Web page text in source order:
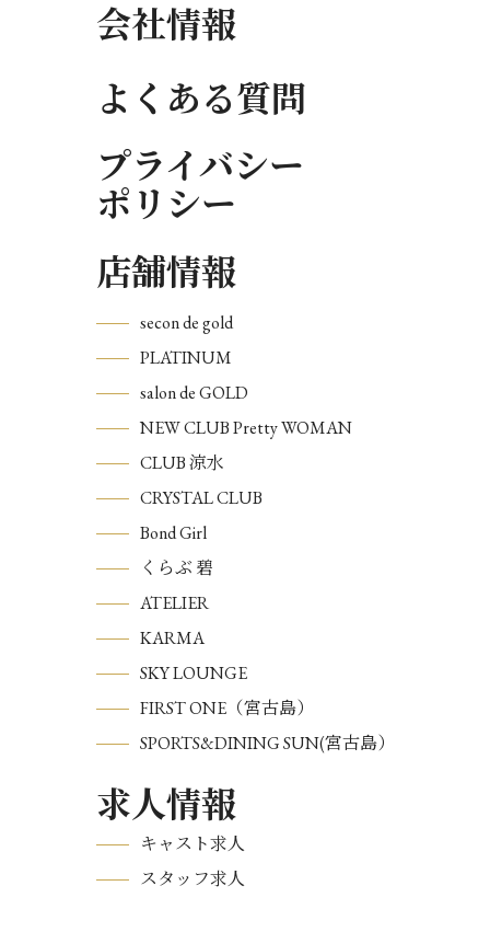
会社情報
よくある質問
プライバシー
ポリシー
店舗情報
secon de gold
PLATINUM
salon de GOLD
NEW CLUB Pretty WOMAN
CLUB 涼水
CRYSTAL CLUB
Bond Girl
くらぶ 碧
ATELIER
KARMA
SKY LOUNGE
FIRST ONE（宮古島）
SPORTS&DINING SUN(宮古島）
求人情報
キャスト求人
スタッフ求人